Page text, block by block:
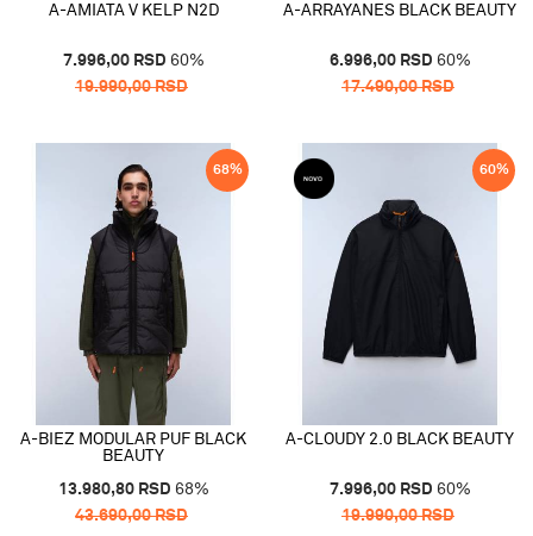
A-AMIATA V KELP N2D
7.996,00 RSD 60%
19.990,00RSD
A-ARRAYANES BLACK BEAUTY
6.996,00 RSD 60%
17.490,00RSD
68%
A-BIEZ MODULAR PUF BLACK
BEAUTY
13.980,80 RSD 68%
43.690,00RSD
60%
A-CLOUDY 2.0 BLACK BEAUTY
7.996,00 RSD 60%
19.990,00RSD